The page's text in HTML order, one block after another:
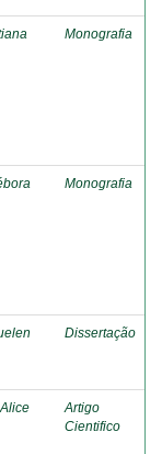
Monografia
Monografia
Dissertação
Artigo
Cientifico